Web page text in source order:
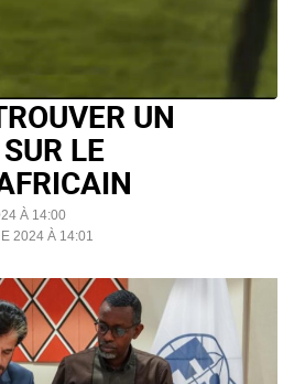
UN
LE
À 14:00
2024 À 14:01